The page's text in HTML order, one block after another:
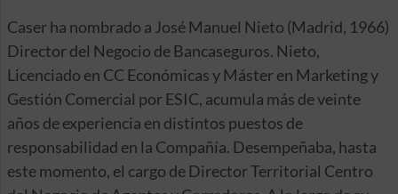
Caser ha nombrado a José Manuel Nieto (Madrid, 1966)
Director del Negocio de Bancaseguros. Nieto,
Licenciado en CC Económicas y Máster en Marketing y
Gestión Comercial por ESIC, acumula más de veinte
años de experiencia en distintos puestos de
responsabilidad en la Compañía. Desempeñaba, hasta
este momento, el cargo de Director Territorial Centro